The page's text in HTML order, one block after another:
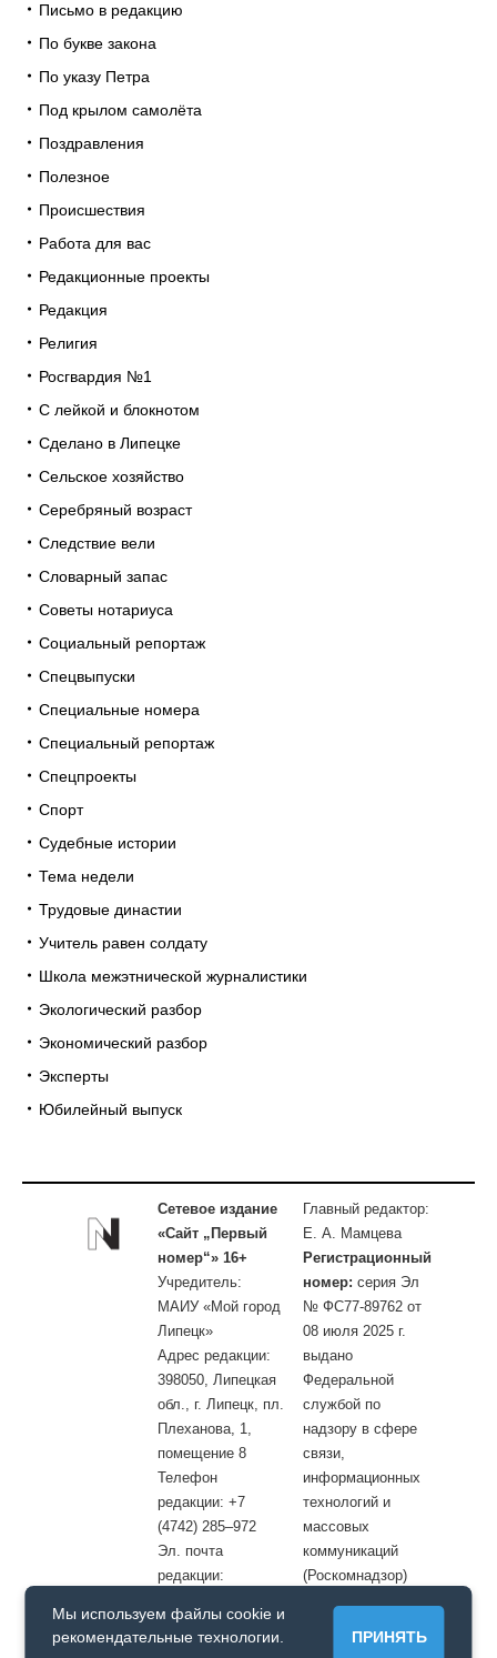
Мы используем файлы cookie и
рекомендательные технологии.
ПРИНЯТЬ
Письмо в редакцию
По букве закона
По указу Петра
Под крылом самолёта
Поздравления
Полезное
Происшествия
Работа для вас
Редакционные проекты
Редакция
Религия
Росгвардия №1
С лейкой и блокнотом
Сделано в Липецке
Сельское хозяйство
Серебряный возраст
Следствие вели
Словарный запас
Советы нотариуса
Социальный репортаж
Спецвыпуски
Специальные номера
Специальный репортаж
Спецпроекты
Спорт
Судебные истории
Тема недели
Трудовые династии
Учитель равен солдату
Школа межэтнической журналистики
Экологический разбор
Экономический разбор
Эксперты
Юбилейный выпуск
Сетевое издание
«Сайт „Первый
номер“» 16+
Учредитель:
МАИУ «Мой город
Липецк»
Адрес редакции:
398050, Липецкая
обл., г. Липецк, пл.
Плеханова, 1,
помещение 8
Телефон
редакции: +7
(4742) 285–972
Эл. почта
редакции:
Главный редактор:
Е. А. Мамцева
Регистрационный
номер: серия Эл
№ ФС77-89762 от
08 июля 2025 г.
выдано
Федеральной
службой по
надзору в сфере
связи,
информационных
технологий и
массовых
коммуникаций
(Роскомнадзор)
Первый номер © / Допускается цитирование материалов с